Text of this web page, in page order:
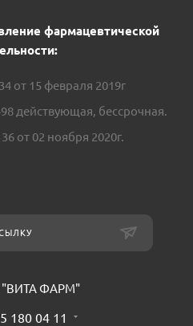
фармацевтической
от 15 февраля 2019г
действующая, бессрочная.
от 02 ноября 2020г.
ФАРМ"
180 04 11